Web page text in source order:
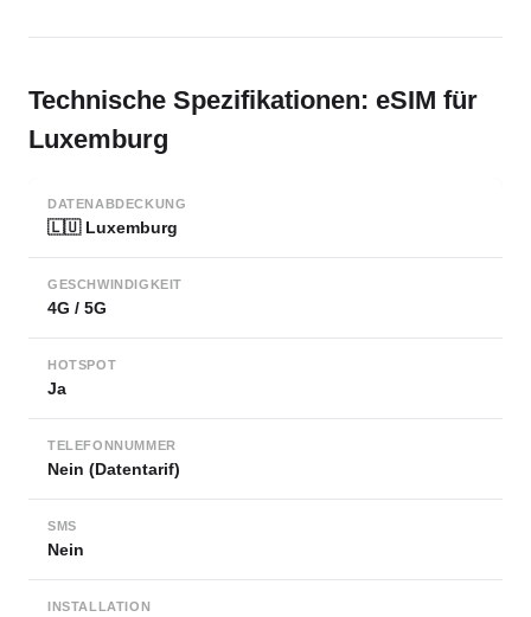
Technische Spezifikationen: eSIM für
Luxemburg
DATENABDECKUNG
🇱🇺 Luxemburg
GESCHWINDIGKEIT
4G / 5G
HOTSPOT
Ja
TELEFONNUMMER
Nein (Datentarif)
SMS
Nein
INSTALLATION